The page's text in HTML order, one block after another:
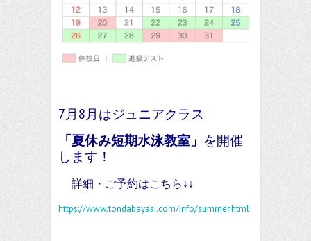
7月8月はジュニアクラス
「夏休み短期水泳教室」 を開催
します！
詳細・ご予約はこちら↓↓
https://www.tondabayasi.com/info/summer.html